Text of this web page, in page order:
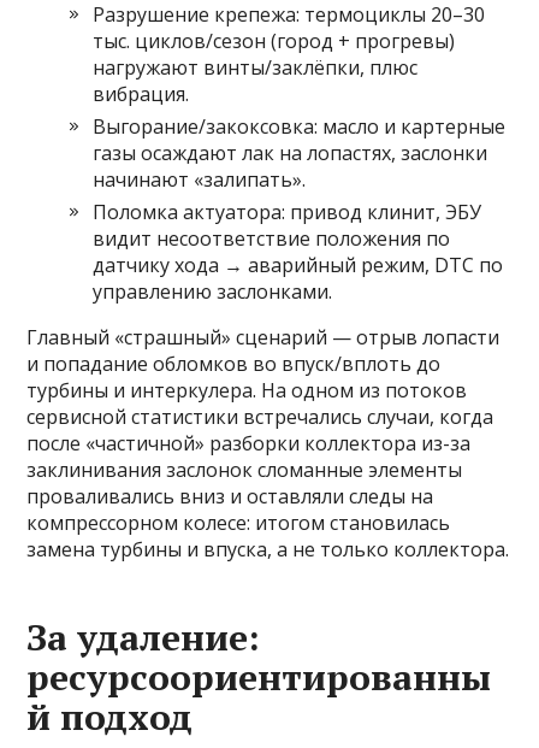
Разрушение крепежа: термоциклы 20–30
тыс. циклов/сезон (город + прогревы)
нагружают винты/заклёпки, плюс
вибрация.
Выгорание/закоксовка: масло и картерные
газы осаждают лак на лопастях, заслонки
начинают «залипать».
Поломка актуатора: привод клинит, ЭБУ
видит несоответствие положения по
датчику хода → аварийный режим, DTC по
управлению заслонками.
Главный «страшный» сценарий — отрыв лопасти
и попадание обломков во впуск/вплоть до
турбины и интеркулера. На одном из потоков
сервисной статистики встречались случаи, когда
после «частичной» разборки коллектора из-за
заклинивания заслонок сломанные элементы
проваливались вниз и оставляли следы на
компрессорном колесе: итогом становилась
замена турбины и впуска, а не только коллектора.
За удаление:
ресурсоориентированны
й подход